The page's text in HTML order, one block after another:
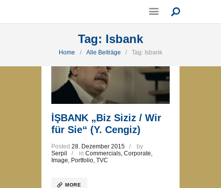
Tag: Isbank
Home Alle Beiträge Tag: Isbank
İŞBANK „Biz Siziz / Wir
für Sie“ (Y. Cengiz)
Posted 28. Dezember 2015
by
Serpil
in Commercials Corporate
Image Portfolio TVC
MORE